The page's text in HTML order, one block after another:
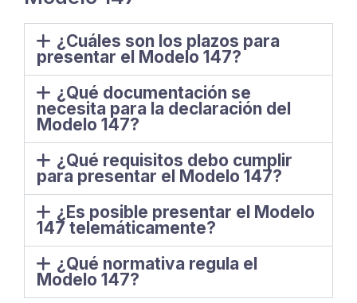
¿Cuáles son los plazos para
presentar el Modelo 147?
¿Qué documentación se
necesita para la declaración del
Modelo 147?
¿Qué requisitos debo cumplir
para presentar el Modelo 147?
¿Es posible presentar el Modelo
147 telemáticamente?
¿Qué normativa regula el
Modelo 147?